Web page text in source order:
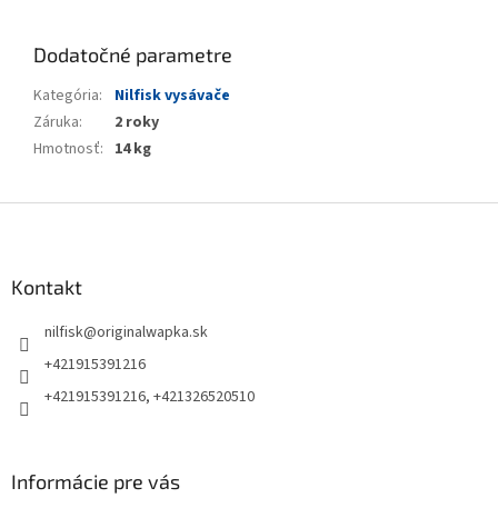
Dodatočné parametre
Kategória:
Nilfisk vysávače
Záruka:
2 roky
Hmotnosť: 14 kg
Kontakt
nilfisk@originalwapka.sk
+421915391216
+421915391216, +421326520510
Informácie pre vás